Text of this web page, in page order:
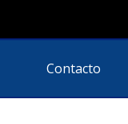
Contacto